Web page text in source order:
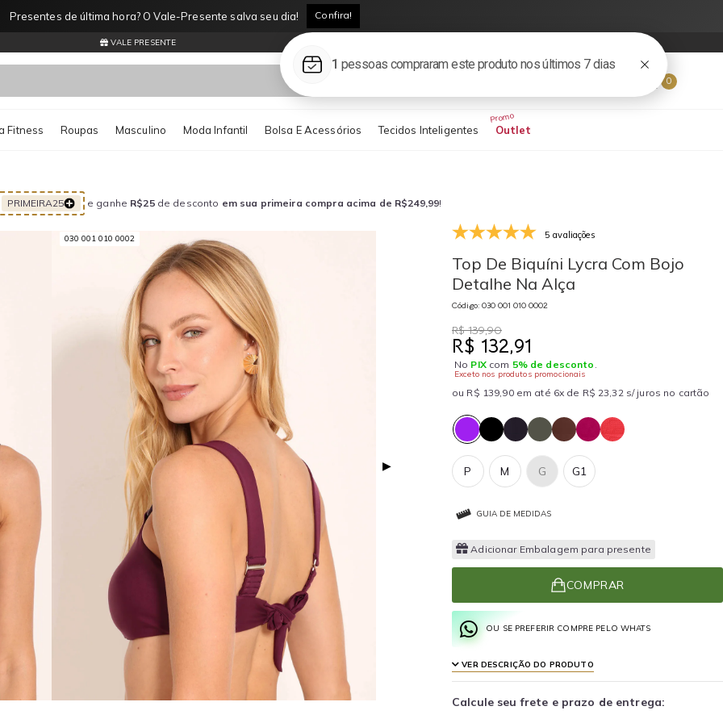
Presentes de última hora? O Vale-Presente salva seu dia! Confira!
VALE PRESENTE LÍQUIDOCASH
0
Bolsa E Acessórios
Masculino Moda Infantil
Roupas
Fitness Outlet
Tecidos Inteligentes
PRIMEIRA25 e ganhe R$25de desconto em sua primeira compra acima de R$249,99!
030 001 010 0002 030 001 010 0002
▶
5 avaliações
Top De Biquíni Lycra Com Bojo
Detalhe Na Alça
Código: 030 001 010 0002
R$ 139,90
R$ 132,91
No PIXcom 5% de desconto .
Exceto nos produtos promocionais
ou R$ 139,90 em até 6x de R$ 23,32 s/ juros no cartão
P G1
M G
GUIA DE MEDIDAS
Adicionar Embalagem para presente
COMPRAR
OU SE PREFERIR COMPRE PELO WHATS
VER DESCRIÇÃO DO PRODUTO
Calcule seu frete e prazo de entrega: